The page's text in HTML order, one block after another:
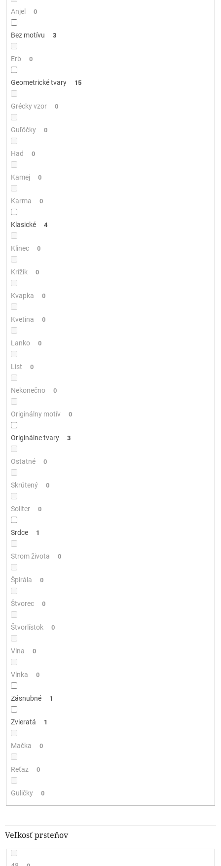
Anjel 0
Bez motívu 3
Erb 0
Geometrické tvary 15
Grécky vzor 0
Guľôčky 0
Had 0
Kamej 0
Karma 0
Klasické 4
Klinec 0
Krížik 0
Kvapka 0
Kvetina 0
Lanko 0
List 0
Nekonečno 0
Originálny motív 0
Originálne tvary 3
Ostatné 0
Skrútený 0
Soliter 0
Srdce 1
Strom života 0
Špirála 0
Štvorec 0
Štvorlístok 0
Vlna 0
Vlnka 0
Zásnubné 1
Zvieratá 1
Mačka 0
Reťaz 0
Guličky 0
Veľkosť prsteňov